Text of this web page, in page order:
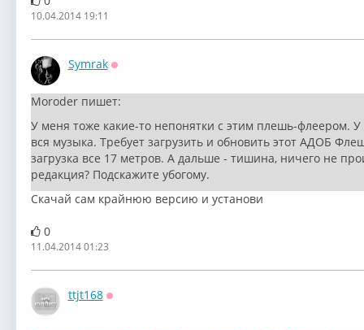
10.04.2014 19:11
Symrak
Moroder пишет:
У меня тоже какие-то непонятки с этим плешь-флеером.
вся музыка. Требует загрузить и обновить этот АДОБ
загрузка все 17 метров. А дальше - тишина, ничего не
редакция? Подскажите убогому.
Скачай сам крайнюю версию и установи
0
11.04.2014 01:23
ttjt168